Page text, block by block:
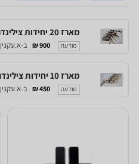
מארז 20 יחידות צילינדר לשון אחיד
מודעה 900 ₪ ב-א.עקנין
מארז 10 יחידות צילינדר כפתור לשון אחיד
מודעה 450 ₪ ב-א.עקנין